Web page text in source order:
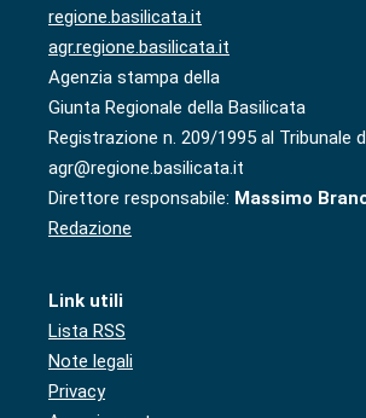
regione.basilicata.it
agr.regione.basilicata.it
Agenzia stampa della
Giunta Regionale della Basilicata
Registrazione n. 209/1995 al Tribunale
agr@regione.basilicata.it
Direttore responsabile: Massimo
Redazione
Link utili
Lista RSS
Note legali
Privacy